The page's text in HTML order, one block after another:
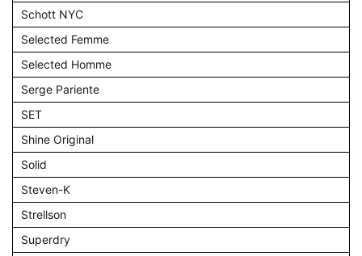
Schott NYC
Selected Femme
Selected Homme
Serge Pariente
SET
Shine Original
Solid
Steven-K
Strellson
Superdry